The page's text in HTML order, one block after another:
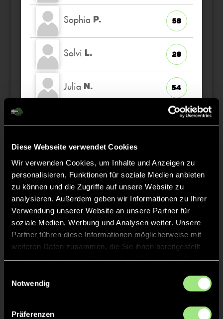
Diese Webseite verwendet Cookies
Wir verwenden Cookies, um Inhalte und Anzeigen zu
personalisieren, Funktionen für soziale Medien anbieten
zu können und die Zugriffe auf unsere Website zu
analysieren. Außerdem geben wir Informationen zu Ihrer
Verwendung unserer Website an unsere Partner für
soziale Medien, Werbung und Analysen weiter. Unsere
Partner führen diese Informationen möglicherweise mit
weiteren Daten zusammen, die Sie ihnen bereitgestellt
Notwendig
Präferenzen
Sophia P. 58
Solvi L. 28
Julia N. 54
Maya S.
Kim S.
TW
31
Staff